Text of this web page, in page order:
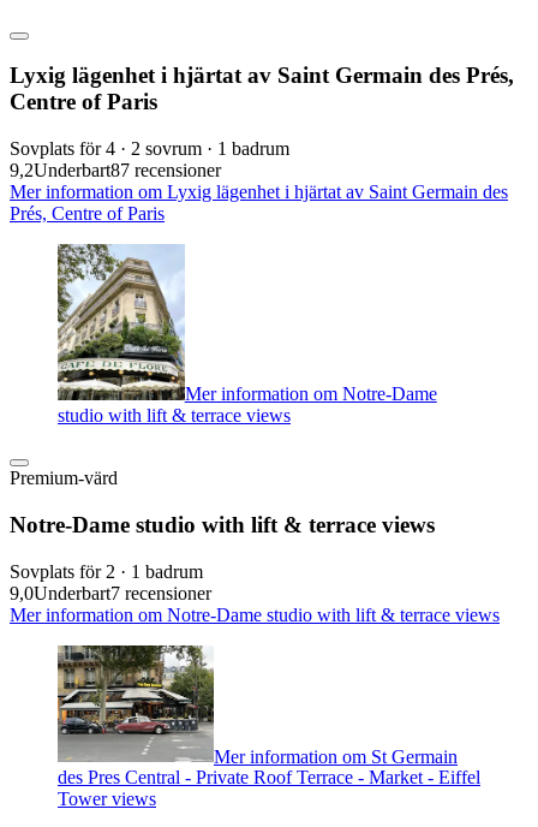
Lyxig lägenhet i hjärtat av Saint Germain des Prés,
Centre of Paris
Sovplats för 4 · 2 sovrum · 1 badrum
9,2Underbart87 recensioner
Mer information om Lyxig lägenhet i hjärtat av Saint Germain des
Prés, Centre of Paris
Mer information om Notre-Dame
studio with lift & terrace views
Premium-värd
Notre-Dame studio with lift & terrace views
Sovplats för 2 · 1 badrum
9,0Underbart7 recensioner
Mer information om Notre-Dame studio with lift & terrace views
Mer information om St Germain
des Pres Central - Private Roof Terrace - Market - Eiffel
Tower views